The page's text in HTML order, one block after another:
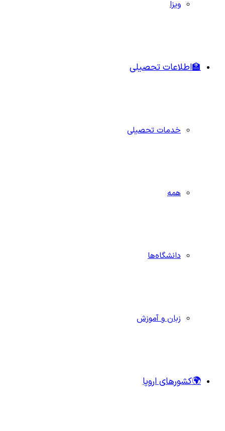
ویزا
🏫اطلاعات تحصیلی
خدمات تحصیلی
همه
دانشگاه‌ها
زبان و آموزش
🌍کشورهای اروپا